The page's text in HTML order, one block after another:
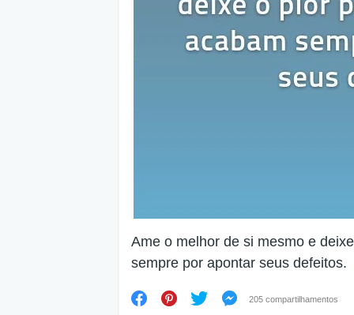
Ame o melhor de si mesmo e
sempre por apontar seus defeitos.
205 compartilhamentos